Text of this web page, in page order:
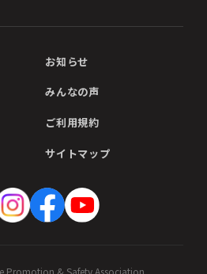
お知らせ
みんなの声
ご利用規約
サイトマップ